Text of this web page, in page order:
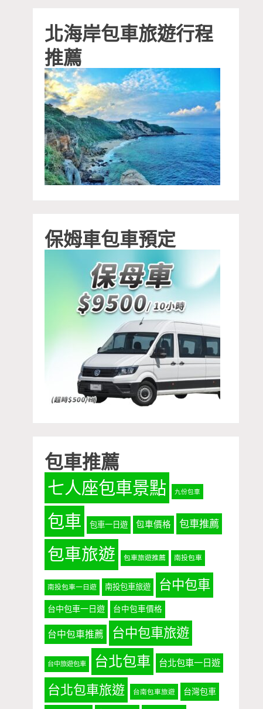
北海岸包車旅遊行程
推薦
保姆車包車預定
包車推薦
七人座包車景點 九份包車
包車 包車一日遊 包車價格 包車推薦
包車旅遊 包車旅遊推薦 南投包車
南投包車一日遊 南投包車旅遊 台中包車
台中包車一日遊 台中包車價格
台中包車推薦 台中包車旅遊
台中旅遊包車 台北包車 台北包車一日遊
台北包車旅遊 台南包車旅遊 台灣包車